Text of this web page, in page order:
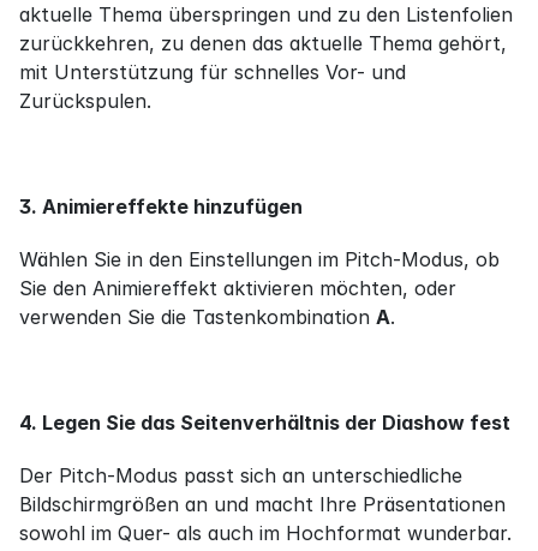
aktuelle Thema überspringen und zu den Listenfolien
zurückkehren, zu denen das aktuelle Thema gehört,
mit Unterstützung für schnelles Vor- und
Zurückspulen.
3. Animiereffekte hinzufügen
Wählen Sie in den Einstellungen im Pitch-Modus, ob
Sie den Animiereffekt aktivieren möchten, oder
verwenden Sie die Tastenkombination A.
4. Legen Sie das Seitenverhältnis der Diashow fest
Der Pitch-Modus passt sich an unterschiedliche
Bildschirmgrößen an und macht Ihre Präsentationen
sowohl im Quer- als auch im Hochformat wunderbar.